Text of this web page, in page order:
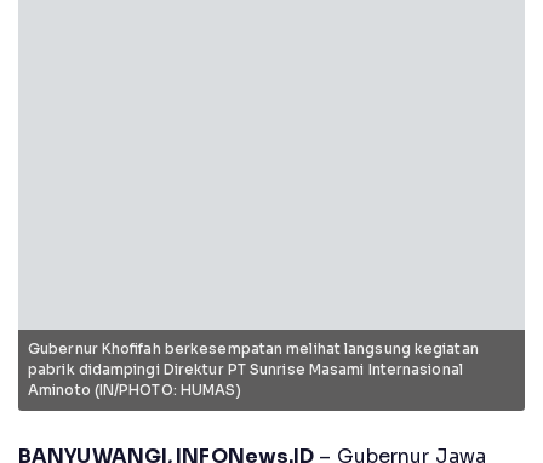
Gubernur Khofifah berkesempatan melihat langsung kegiatan
pabrik didampingi Direktur PT Sunrise Masami Internasional
Aminoto (IN/PHOTO: HUMAS)
BANYUWANGI, INFONews.ID – Gubernur Jawa